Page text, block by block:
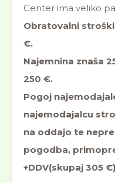
Center ima veliko
Obratovalni
€.
Najemnina znaša
250 €.
Pogoj
najemodajalcu
na oddajo te
pogodba,
+DDV(skupaj 305